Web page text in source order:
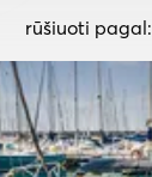
rūšiuoti pagal: